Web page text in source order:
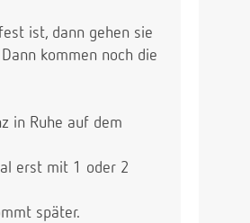
ist, dann gehen sie
kommen noch die
in Ruhe auf dem
erst mit 1 oder 2
später.